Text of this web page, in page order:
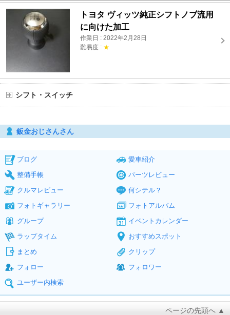
トヨタ ヴィッツ純正シフトノブ流用
に向けた加工
作業日 : 2022年2月28日
難易度 : ★
シフト・スイッチ
鈑金おじさんさん
ブログ
愛車紹介
整備手帳
パーツレビュー
クルマレビュー
何シテル？
フォトギャラリー
フォトアルバム
グループ
イベントカレンダー
ラップタイム
おすすめスポット
まとめ
クリップ
フォロー
フォロワー
ユーザー内検索
ページの先頭へ ▲